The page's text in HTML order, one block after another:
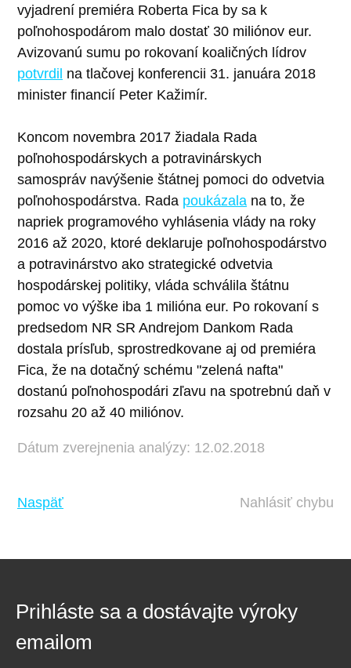
vyjadrení premiéra Roberta Fica by sa k
poľnohospodárom malo dostať 30 miliónov eur.
Avizovanú sumu po rokovaní koaličných lídrov
potvrdil na tlačovej konferencii 31. januára 2018
minister financií Peter Kažimír.
Koncom novembra 2017 žiadala Rada
poľnohospodárskych a potravinárskych
samospráv navýšenie štátnej pomoci do odvetvia
poľnohospodárstva. Rada poukázala na to, že
napriek programového vyhlásenia vlády na roky
2016 až 2020, ktoré deklaruje poľnohospodárstvo
a potravinárstvo ako strategické odvetvia
hospodárskej politiky, vláda schválila štátnu
pomoc vo výške iba 1 milióna eur. Po rokovaní s
predsedom NR SR Andrejom Dankom Rada
dostala prísľub, sprostredkovane aj od premiéra
Fica, že na dotačný schému "zelená nafta"
dostanú poľnohospodári zľavu na spotrebnú daň v
rozsahu 20 až 40 miliónov.
Dátum zverejnenia analýzy: 12.02.2018
Naspäť Nahlásiť chybu
Prihláste sa a dostávajte výroky
emailom